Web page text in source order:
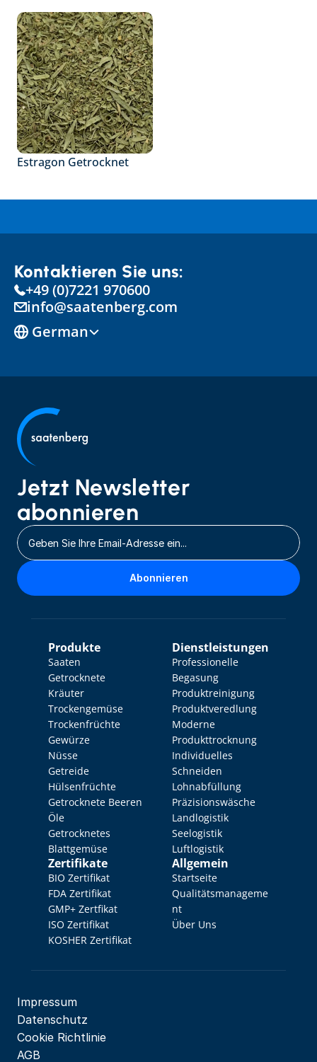
Estragon Getrocknet
Kontaktieren Sie uns:
+49 (0)7221 970600
info@saatenberg.com
German
Jetzt Newsletter
abonnieren
Abonnieren
Produkte
Saaten
Getrocknete
Kräuter
Trockengemüse
Trockenfrüchte
Gewürze
Nüsse
Getreide
Hülsenfrüchte
Getrocknete Beeren
Öle
Getrocknetes
Blattgemüse
Zertifikate
BIO Zertifikat
FDA Zertifikat
GMP+ Zertfikat
ISO Zertifikat
KOSHER Zertifikat
Dienstleistungen
Professionelle
Begasung
Produktreinigung
Produktveredlung
Moderne
Produkttrocknung
Individuelles
Schneiden
Lohnabfüllung
Präzisionswäsche
Landlogistik
Seelogistik
Luftlogistik
Allgemein
Startseite
Qualitätsmanageme
nt
Über Uns
Impressum
Datenschutz
Cookie Richtlinie
AGB